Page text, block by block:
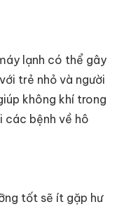
lạnh có thể gây
trẻ nhỏ và người
không khí trong
các bệnh về hô
tốt sẽ ít gặp hư